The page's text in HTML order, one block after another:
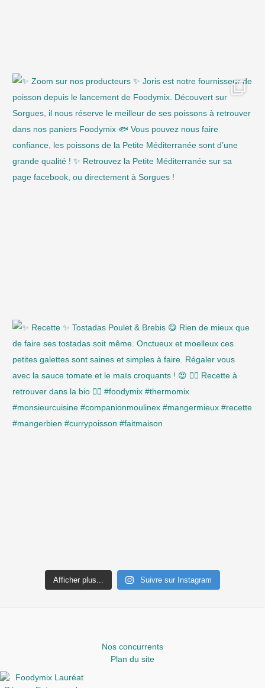
Afficher plus... Suivre sur Instagram
Nos concurrents
Plan du site